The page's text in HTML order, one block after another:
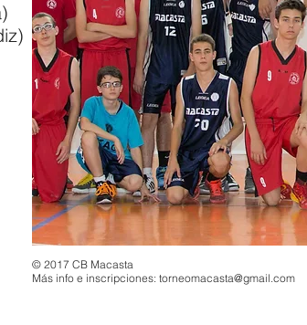
© 2017 CB Macasta
Más info e inscripciones: torneomacasta@gmail.com